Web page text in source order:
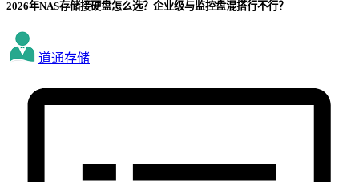
2026年NAS存储接硬盘怎么选？企业级与监控盘混搭行不行？
道通存储